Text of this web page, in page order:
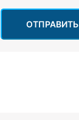
ОТПРАВИТЬ